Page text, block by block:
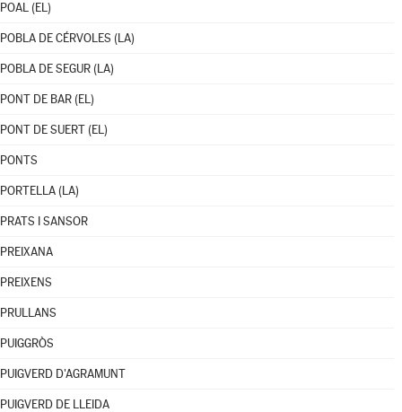
POAL (EL)
POBLA DE CÉRVOLES (LA)
POBLA DE SEGUR (LA)
PONT DE BAR (EL)
PONT DE SUERT (EL)
PONTS
PORTELLA (LA)
PRATS I SANSOR
PREIXANA
PREIXENS
PRULLANS
PUIGGRÒS
PUIGVERD D'AGRAMUNT
PUIGVERD DE LLEIDA